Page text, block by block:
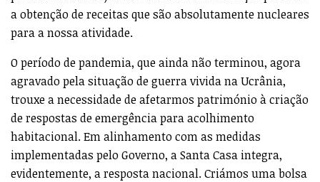
a obtenção de receitas que são absolutamente nucleares
para a nossa atividade.
O período de pandemia, que ainda não terminou, agora
agravado pela situação de guerra vivida na Ucrânia,
trouxe a necessidade de afetarmos património à criação
de respostas de emergência para acolhimento
habitacional. Em alinhamento com as medidas
implementadas pelo Governo, a Santa Casa integra,
evidentemente, a resposta nacional. Criámos uma bolsa